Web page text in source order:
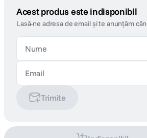
Acest produs este indisponibil
Lasă-ne adresa de email și te anunțăm
Trimite